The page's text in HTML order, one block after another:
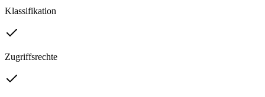
Klassifikation
Zugriffsrechte